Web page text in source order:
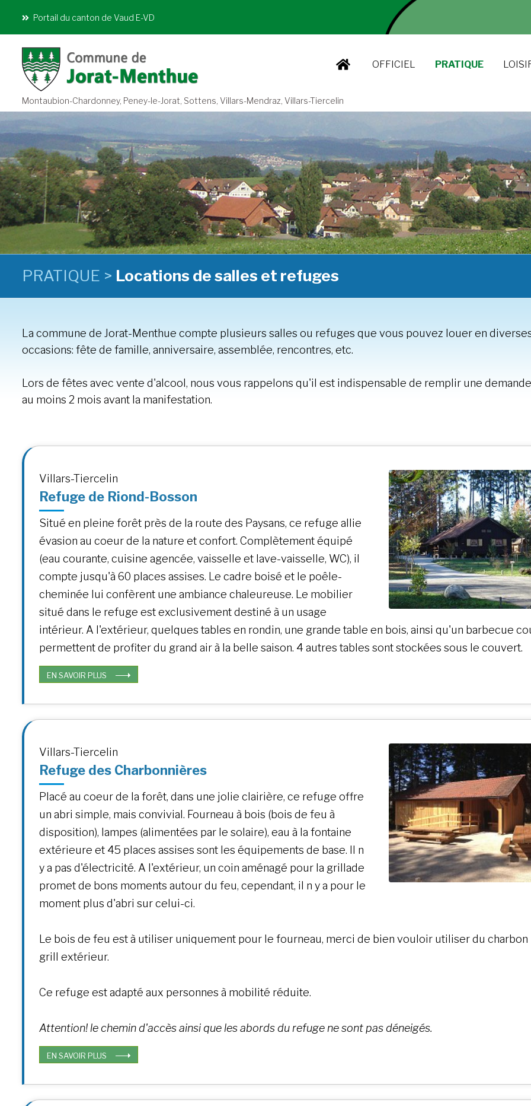
Portail du canton de Vaud E-VD
OFFICIEL PRATIQUE
Montaubion-Chardonney, Peney-le-Jorat, Sottens, Villars-Mendraz, Villars-Tiercelin
PRATIQUE > Locations de salles et refuges
La commune de Jorat-Menthue compte plusieurs salles ou refuges que vous pouvez louer en
occasions: fête de famille, anniversaire, assemblée, rencontres, etc.
Lors de fêtes avec vente d'alcool, nous vous rappelons qu'il est indispensable de remplir une
au moins 2 mois avant la manifestation.
Villars-Tiercelin
Refuge de Riond-Bosson
Situé en pleine forêt près de la route des Paysans, ce refuge allie
évasion au coeur de la nature et confort. Complètement équipé
(eau courante, cuisine agencée, vaisselle et lave-vaisselle, WC), il
compte jusqu'à 60 places assises. Le cadre boisé et le poêle-
cheminée lui confèrent une ambiance chaleureuse. Le mobilier
situé dans le refuge est exclusivement destiné à un usage
intérieur. A l'extérieur, quelques tables en rondin, une grande table en bois, ainsi qu'un barbecue
permettent de profiter du grand air à la belle saison. 4 autres tables sont stockées sous le couvert.
EN SAVOIR PLUS
Villars-Tiercelin
Refuge des Charbonnières
Placé au coeur de la forêt, dans une jolie clairière, ce refuge offre
un abri simple, mais convivial. Fourneau à bois (bois de feu à
disposition), lampes (alimentées par le solaire), eau à la fontaine
extérieure et 45 places assises sont les équipements de base. Il n
y a pas d'électricité. A l'extérieur, un coin aménagé pour la grillade
promet de bons moments autour du feu, cependant, il n y a pour le
moment plus d'abri sur celui-ci.
Le bois de feu est à utiliser uniquement pour le fourneau, merci de bien vouloir utiliser du
grill extérieur.
Ce refuge est adapté aux personnes à mobilité réduite.
Attention! le chemin d'accès ainsi que les abords du refuge ne sont pas déneigés.
EN SAVOIR PLUS